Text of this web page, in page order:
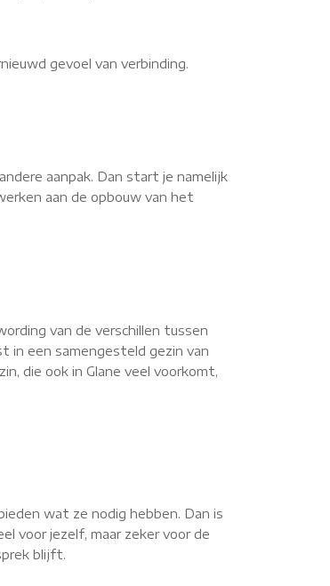
gevoel van verbinding.
aanpak. Dan start je namelijk
aan de opbouw van het
van de verschillen tussen
in een samengesteld gezin van
die ook in Glane veel voorkomt,
wat ze nodig hebben. Dan is
voor jezelf, maar zeker voor de
blijft.